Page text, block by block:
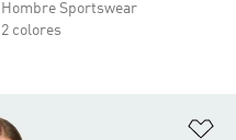
Hombre Sportswear
2 colores